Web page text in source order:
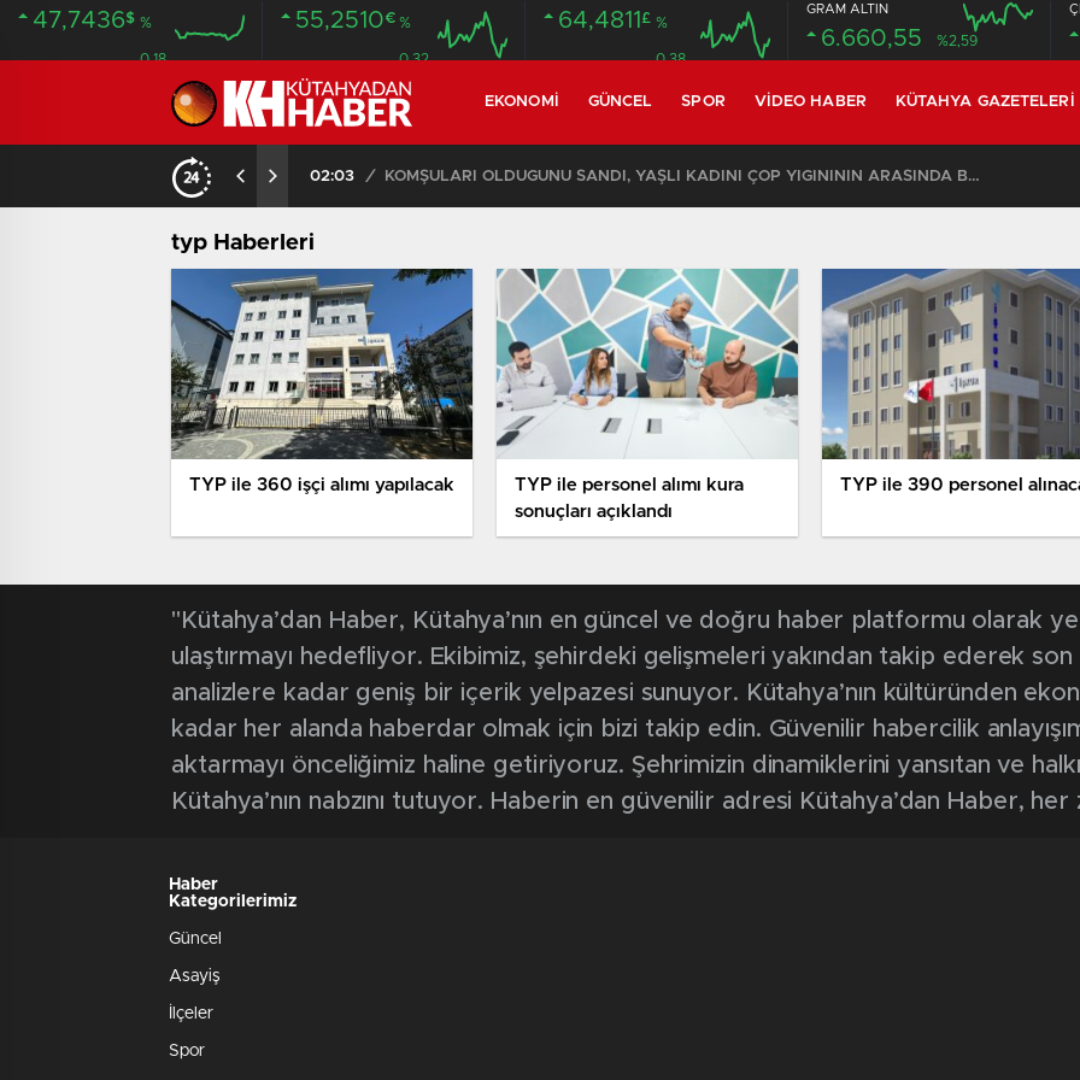
47,7436$ %
0.18
55,2510€ %
0.32
64,4811 £ %
0.38
GRAM ALTIN
6.660,55 %2,59
EKONOMI GÜNCEL SPOR VIDEO HABER KÜTAHYA GAZETELERI
02:03 / KOMŞULARI ÖLDÜĞÜNÜ SANDI, YAŞLI KADINI ÇÖP YIĞINININ ARASINDA BULUNDU
typ Haberleri
TYP ile 360 işçi alımı yapılacak
TYP ile personel alımı kura
sonuçları açıklandı
TYP ile 390 personel
"Kütahya’dan Haber, Kütahya’nın en güncel ve doğru haber platformu olarak
ulaştırmayı hedefliyor. Ekibimiz, şehirdeki gelişmeleri yakından takip ederek
analizlere kadar geniş bir içerik yelpazesi sunuyor. Kütahya’nın kültüründen
kadar her alanda haberdar olmak için bizi takip edin. Güvenilir habercilik
aktarmayı önceliğimiz haline getiriyoruz. Şehrimizin dinamiklerini yansıtan ve
Kütahya’nın nabzını tutuyor. Haberin en güvenilir adresi Kütahya’dan Haber, her
Haber
Kategorilerimiz
Güncel
Asayiş
İlçeler
Spor